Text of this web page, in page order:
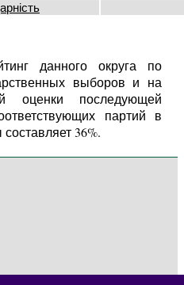
данного округа по
выборов и на
оценки последующей
партий в
36%.